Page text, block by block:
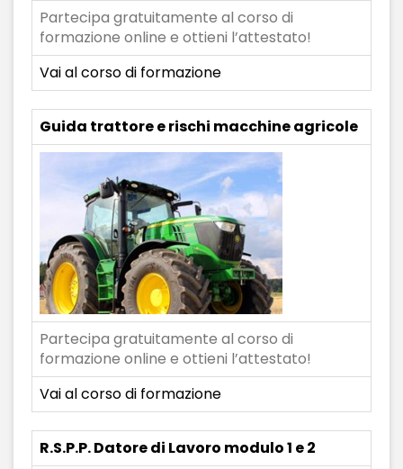
Partecipa gratuitamente al corso di
formazione online e ottieni l’attestato!
Vai al corso di formazione
Guida trattore e rischi macchine agricole
Partecipa gratuitamente al corso di
formazione online e ottieni l’attestato!
Vai al corso di formazione
R.S.P.P. Datore di Lavoro modulo 1 e 2